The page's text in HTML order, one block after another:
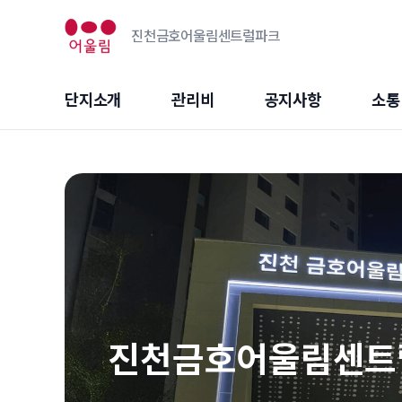
진천금호어울림센트럴파크
단지소개 관리비 공지사항 소통
진천금호어울림센